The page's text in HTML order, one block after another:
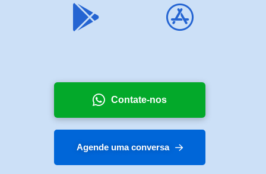
Contate-nos
Agende uma conversa